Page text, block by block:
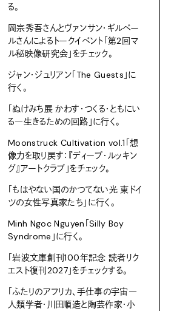
る。
岡宗秀吾さんとヴァンサン・ギルベー
ルさんによるトークイベント「第2回マ
ル秘映像研究会」をチェック。
ジャン・ジュリアン「The Guests」に
行く。
「ぬけみち展 かわす・つくる・ともにい
る―生きるための回路」に行く。
Moonstruck Cultivation vol.1「想
像力を取り戻す：『ディープ・ルッキン
グ』アートクラブ」をチェック。
「もはやない国のかつてない光 東ドイ
ツの女性写真家たち」に行く。
Minh Ngoc Nguyen「Silly Boy
Syndrome」に行く。
「岩波文庫創刊100年記念 読者リク
エスト復刊2027」をチェックする。
「ふたりのアフリカ、手仕事の宇宙―
人類学者・川田順造と陶芸作家・小